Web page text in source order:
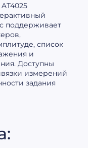
поддерживает
список
и
Доступны
измерений
задания